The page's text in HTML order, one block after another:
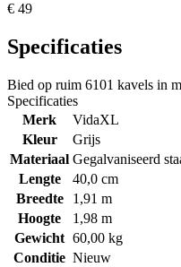
€ 49
Specificaties
Bied op ruim 6101 kavels in
Specificaties
Merk
VidaXL
Kleur
Grijs
Materiaal Gegalvaniseerd
Lengte
40,0 cm
Breedte
1,91 m
Hoogte
1,98 m
Gewicht 60,00 kg
Conditie Nieuw